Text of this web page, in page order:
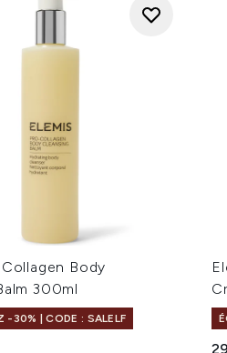
Body
300ml
-30% | CODE : SALELF